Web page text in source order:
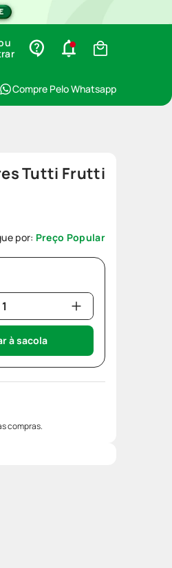
Compre Pelo Whatsapp
Tutti Frutti
por: Preço Popular
à sacola
compras.